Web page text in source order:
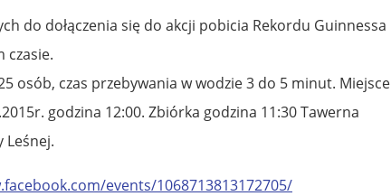
do dołączenia się do akcji pobicia Rekordu Guinnessa
czasie.
osób, czas przebywania w wodzie 3 do 5 minut. Miejsce
godzina 12:00. Zbiórka godzina 11:30 Tawerna
Leśnej.
events/1068713813172705/